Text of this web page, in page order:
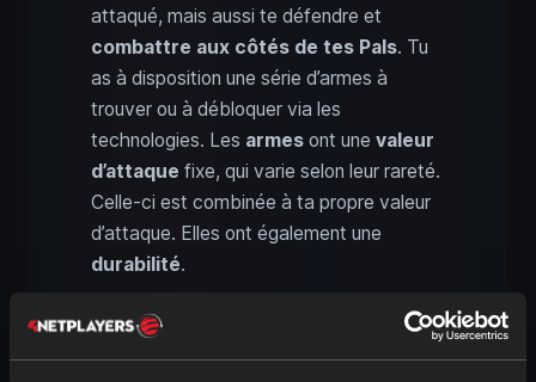
attaqué, mais aussi te défendre et
combattre aux côtés de tes Pals. Tu
as à disposition une série d’armes à
trouver ou à débloquer via les
technologies. Les armes ont une valeur
d’attaque fixe, qui varie selon leur rareté.
Celle-ci est combinée à ta propre valeur
d’attaque. Elles ont également une
durabilité.
Tu as un large choix d’armes pour
combattre les Pals. On trouve des